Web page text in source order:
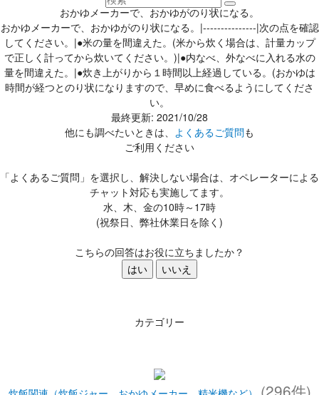
おかゆメーカーで、おかゆがのり状になる。
おかゆメーカーで、おかゆがのり状になる。|---------------|次の点を確認
してください。|●米の量を間違えた。(米から炊く場合は、計量カップ
で正しく計ってから炊いてください。)|●内なべ、外なべに入れる水の
量を間違えた。|●炊き上がりから１時間以上経過している。(おかゆは
時間が経つとのり状になりますので、早めに食べるようにしてくださ
い。
最終更新: 2021/10/28
他にも調べたいときは、 よくあるご質問も
ご利用ください
「よくあるご質問」を選択し、解決しない場合は、オペレーターによる
チャット対応も実施してます。
水、木、金の10時～17時
(祝祭日、弊社休業日を除く)
こちらの回答はお役に立ちましたか？
はい
いいえ
カテゴリー